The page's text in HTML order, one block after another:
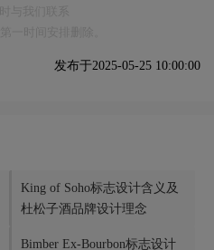
发布于2025-05-25 10:00:00
King of Soho标志设计含义及
杜松子酒品牌设计理念
Bimber Ex-Bourbon标志设计